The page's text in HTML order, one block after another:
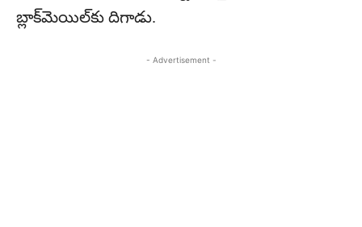
బ్లాక్‌మెయిల్‌కు దిగాడు.
- Advertisement -